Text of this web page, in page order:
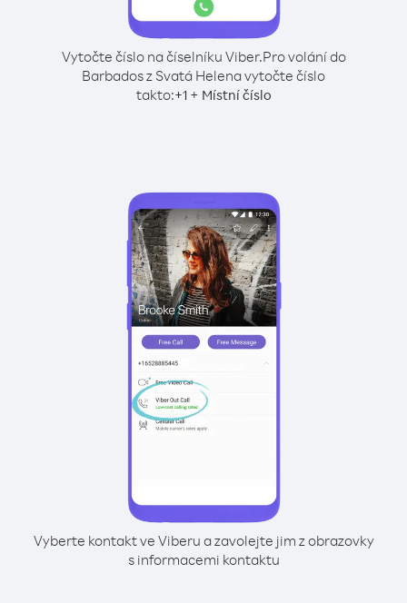
Vytočte číslo na číselníku Viber.Pro volání do
Barbados z Svatá Helena vytočte číslo
takto:+1+ Místní číslo
Vyberte kontakt ve Viberu a zavolejte jim z obrazovky
s informacemi kontaktu